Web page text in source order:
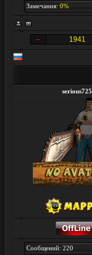
Замечания: 0%
1941
serious725
Сообщений: 220